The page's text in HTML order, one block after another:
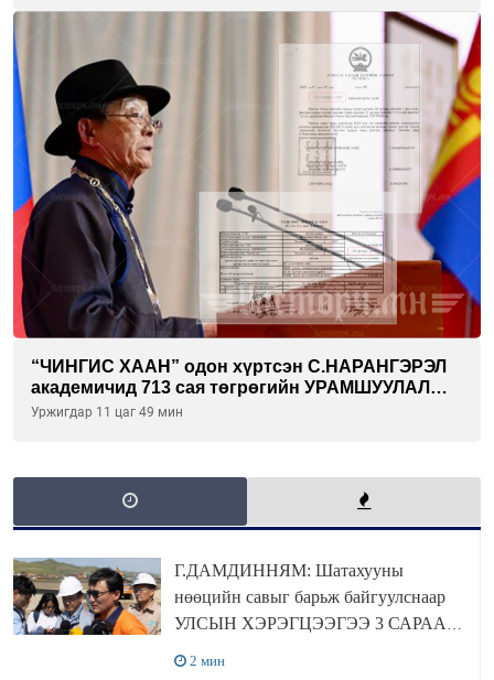
“ЧИНГИС ХААН” одон хүртсэн С.НАРАНГЭРЭЛ
академичид 713 сая төгрөгийн УРАМШУУЛАЛ
олгожээ
Уржигдар 11 цаг 49 мин
Г.ДАМДИННЯМ: Шатахууны
нөөцийн савыг барьж байгуулснаар
УЛСЫН ХЭРЭГЦЭЭГЭЭ 3 САРААР
2 мин